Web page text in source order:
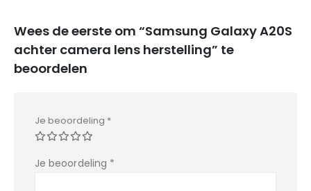
Wees de eerste om “Samsung Galaxy A20S
achter camera lens herstelling” te
beoordelen
Je beoordeling *
Je beoordeling *